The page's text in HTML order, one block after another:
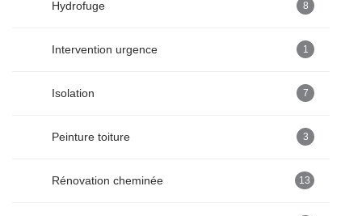
Hydrofuge 8
Intervention urgence 1
Isolation 7
Peinture toiture 3
Rénovation cheminée 13